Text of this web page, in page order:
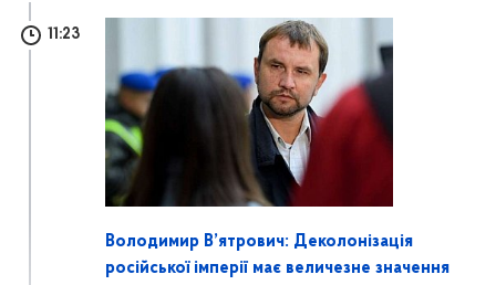
11:23
Володимир В’ятрович: Деколонізація
російської імперії має величезне значення